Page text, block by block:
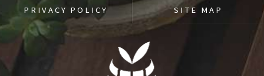
PRIVACY POLICY SITE MAP